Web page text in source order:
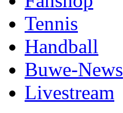
Tennis
Handball
Buwe-News
Livestream